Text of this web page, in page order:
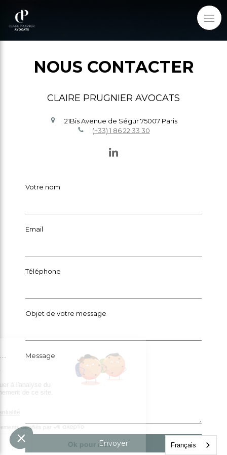
NOUS CONTACTER
CLAIRE PRUGNIER AVOCATS
21Bis Avenue de Ségur75007 Paris
(+33) 1 86 22 33 30
Votre nom
Email
Téléphone
Objet de votre message
Message
Envoyer Français